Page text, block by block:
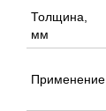
Толщина,
мм
Применение